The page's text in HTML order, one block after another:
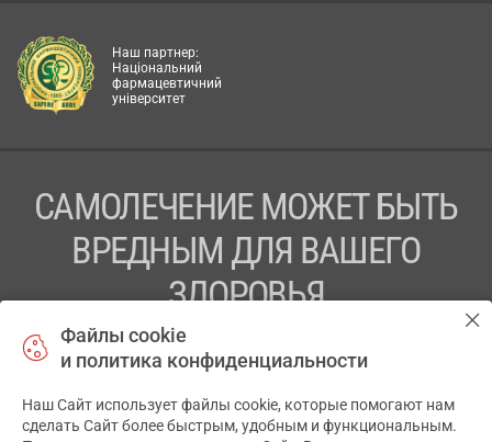
Наш партнер:
Національний
фармацевтичний
університет
САМОЛЕЧЕНИЕ МОЖЕТ БЫТЬ
ВРЕДНЫМ ДЛЯ ВАШЕГО
ЗДОРОВЬЯ
ПЕРЕД ПРИМЕНЕНИЕМ ПРЕПАРАТА
ПРОКОНСУЛЬТИРУЙТЕСЬ С ВРАЧОМ
ТОВ «АПТЕКА 911.ЮА» Код ЄДРПОУ 43631965.
Файлы cookie
и политика конфиденциальности
Наш Сайт использует файлы cookie, которые помогают нам
сделать Сайт более быстрым, удобным и функциональным.
✕